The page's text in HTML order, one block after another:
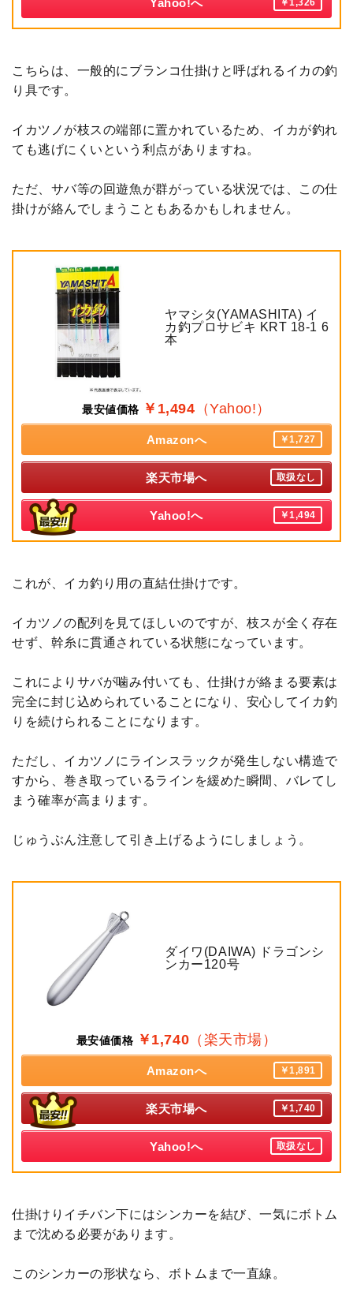
こちらは、一般的にブランコ仕掛けと呼ばれるイカの釣
り具です。
イカツノが枝スの端部に置かれているため、イカが釣れ
ても逃げにくいという利点がありますね。
ただ、サバ等の回遊魚が群がっている状況では、この仕
掛けが絡んでしまうこともあるかもしれません。
ヤマシタ(YAMASHITA) イ
カ釣プロサビキ KRT 18-1 6
本
最安値価格 ￥1,494 （Yahoo!）
Amazonへ ￥1,727
楽天市場へ 取扱なし
Yahoo!へ ￥1,494
これが、イカ釣り用の直結仕掛けです。
イカツノの配列を見てほしいのですが、枝スが全く存在
せず、幹糸に貫通されている状態になっています。
これによりサバが噛み付いても、仕掛けが絡まる要素は
完全に封じ込められていることになり、安心してイカ釣
りを続けられることになります。
ただし、イカツノにラインスラックが発生しない構造で
すから、巻き取っているラインを緩めた瞬間、バレてし
まう確率が高まります。
じゅうぶん注意して引き上げるようにしましょう。
ダイワ(DAIWA) ドラゴンシ
ンカー120号
最安値価格 ￥1,740 （楽天市場）
Amazonへ ￥1,891
楽天市場へ ￥1,740
Yahoo!へ 取扱なし
仕掛けりイチバン下にはシンカーを結び、一気にボトム
まで沈める必要があります。
このシンカーの形状なら、ボトムまで一直線。